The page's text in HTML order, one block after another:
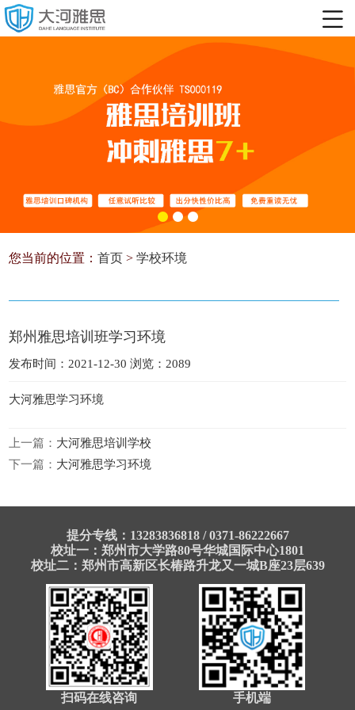
您当前的位置：首页 >学校环境
郑州雅思培训班学习环境
发布时间：2021-12-30 浏览：2089
大河雅思学习环境
上一篇： 大河雅思培训学校
下一篇： 大河雅思学习环境
提分专线：13283836818 / 0371-86222667
校址一：郑州市大学路80号华城国际中心1801
校址二：郑州市高新区长椿路升龙又一城B座23层639
扫码在线咨询 手机端